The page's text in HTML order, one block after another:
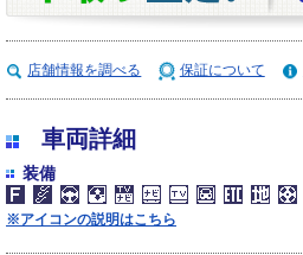
店舗情報を調べる 保証について
車両詳細
装備
※アイコンの説明はこちら